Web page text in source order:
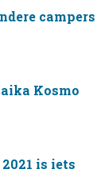
campers
Kosmo
is iets